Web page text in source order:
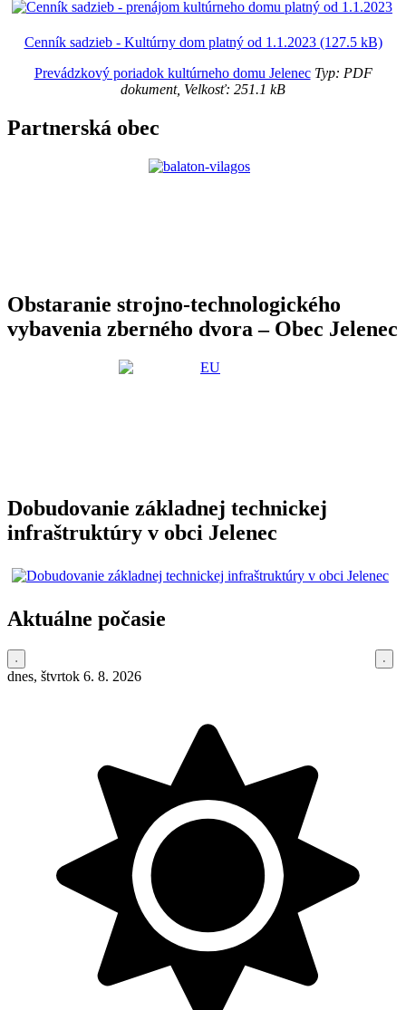
Cenník sadzieb - Kultúrny dom platný od 1.1.2023 (127.5 kB)
Prevádzkový poriadok kultúrneho domu JelenecTyp: PDF
dokument, Velkosť: 251.1 kB
Partnerská obec
Obstaranie strojno-technologického
vybavenia zberného dvora – Obec Jelenec
Dobudovanie základnej technickej
infraštruktúry v obci Jelenec
Aktuálne počasie
dnes, štvrtok 6. 8. 2026